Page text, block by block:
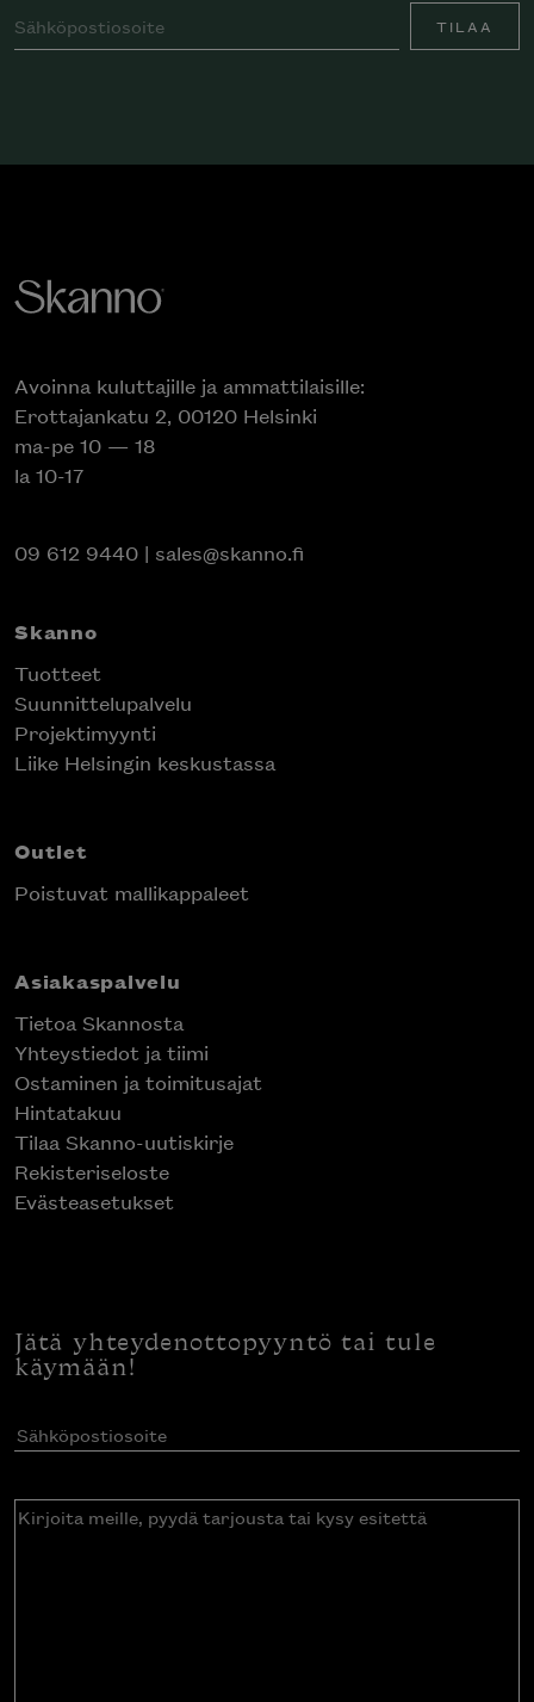
TILAA
Avoinna kuluttajille ja ammattilaisille:
Erottajankatu 2, 00120 Helsinki
ma-pe 10 — 18
la 10-17
09 612 9440 | sales@skanno.fi
Skanno
Tuotteet
Suunnittelupalvelu
Projektimyynti
Liike Helsingin keskustassa
Outlet
Poistuvat mallikappaleet
Asiakaspalvelu
Tietoa Skannosta
Yhteystiedot ja tiimi
Ostaminen ja toimitusajat
Hintatakuu
Tilaa Skanno-uutiskirje
Rekisteriseloste
Evästeasetukset
Jätä yhteydenottopyyntö tai tule
käymään!
Sähköpostiosoite(Pakollinen)
Kirjoita